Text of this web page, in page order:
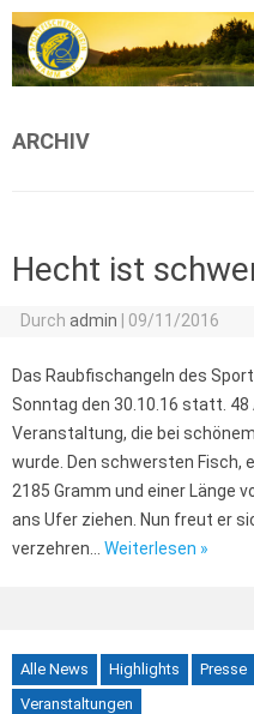
ARCHIV
Hecht ist
Durch admin 09/11/2016
Das Raubfischangeln des
Sonntag den 30.10.16 statt.
Veranstaltung, die bei
wurde. Den schwersten Fisch,
2185 Gramm und einer Länge
ans Ufer ziehen. Nun freut er
verzehren… Weiterlesen »
Alle News Highlights Presse
Veranstaltungen